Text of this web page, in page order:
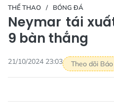
THỂ THAO BÓNG ĐÁ
Neymar tái
9 bàn thắng
21/10/2024 23:03 Theo dõi